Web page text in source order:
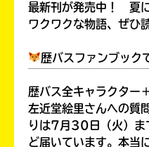
オフィシ
最新刊が発売中！ 夏
ワクワクな物語、ぜひ
歴バスファンブック
歴バス全キャラクター
左近堂絵里さんへの質
りは7月30日（火）
ど届いています。本当